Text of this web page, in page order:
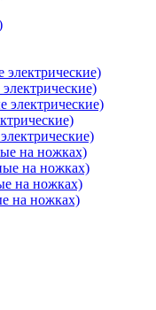
электрические)
на ножках)
на ножках)
на ножках)
на ножках)